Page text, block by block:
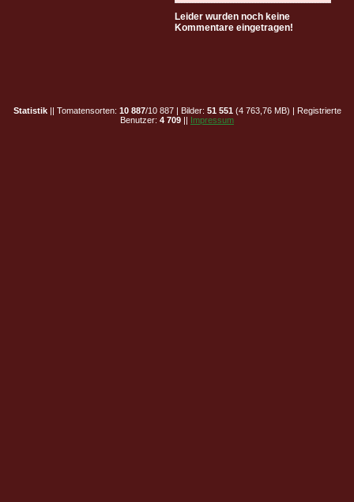
Leider wurden noch keine
Kommentare eingetragen!
Statistik|| Tomatensorten: 10 887/10 887 | Bilder: 51 551 (4 763,76 MB) | Registrierte
Benutzer: 4 709 || Impressum